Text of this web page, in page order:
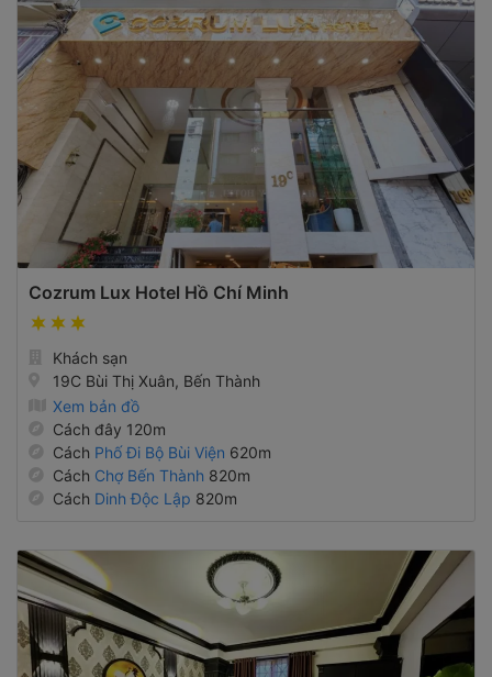
Cozrum Lux Hotel Hồ Chí Minh
Khách sạn
19C Bùi Thị Xuân, Bến Thành
Xem bản đồ
Cách đây 120m
Cách Phố Đi Bộ Bùi Viện 620m
Cách Chợ Bến Thành 820m
Cách Dinh Độc Lập 820m